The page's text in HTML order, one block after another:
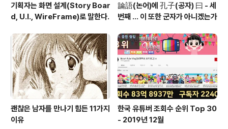
기획자는 화면 설계(Story Boar
d, U.I., WireFrame)로 말한다.
論語(논어)에 孔子(공자) 曰 - 세
번째 ... 이 또한 군자가 아니겠는가
괜찮은 남자를 만나기 힘든 11가지
이유
한국 유튜버 조회수 순위 Top 30
- 2019년 12월